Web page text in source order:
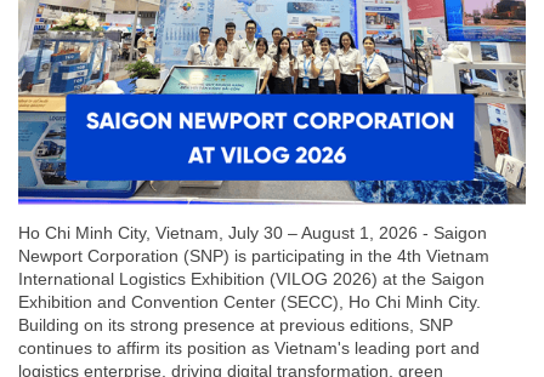
Ho Chi Minh City, Vietnam, July 30 – August 1, 2026 - Saigon
Newport Corporation (SNP) is participating in the 4th Vietnam
International Logistics Exhibition (VILOG 2026) at the Saigon
Exhibition and Convention Center (SECC), Ho Chi Minh City.
Building on its strong presence at previous editions, SNP
continues to affirm its position as Vietnam's leading port and
logistics enterprise, driving digital transformation, green